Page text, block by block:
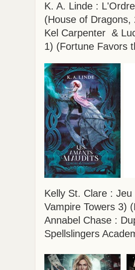
K. A. Linde :
(House of Dragons,
Kel Carpenter &
1) (Fortune Favors
Kelly St. Clare :
Vampire Towers 3)
Annabel Chase :
Spellslingers